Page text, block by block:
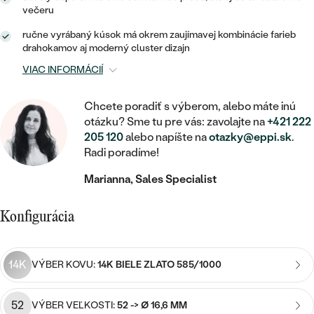
RUČNE RYTÉ
S VÝPLŇOU
SVADOBNÉ SETY
PODĽA CENY
CENOVO DOSTUPNÉ
LUXUSNÉ
ZAČAŤ S DIAMANTOM
ZAČAŤ S LABGROWN DIAMANTOM
ZAČAŤ S FAREBNÝM DIAMANTOM
PODĽA DRAHOKAMU
DIAMANT
LAB GROWN DIAMANT
MOISSANIT
FAREBNÝ DIAMANT
ČIERNY DIAMANT
BROŠNE
PODĽA MATERIÁLU
ZLATÉ
PODĽA DRAHOKAMU
S DIAMANTMI
DETSKÉ
PIERCING
S DIAMANTMI
S DRAHOKAMAMI
S PERLAMI
CENOVO DOSTUPNÉ
LUXUSNÉ
RETIAZKY
SO ZVIERATAMI
PODĽA DRAHOKAMU
S PERLAMI
PODĽA CENY
PEČATNÉ
PERSONALIZOVANÉ
PODĽA DRAHOKAMU
S DIAMANTMI
S DRAHOKAMAMI
S PERLAMI
PODĽA CENY
CENOVO DOSTUPNÉ
večeru
ručne vyrábaný kúsok má okrem zaujímavej kombinácie farieb
drahokamov aj moderný cluster dizajn
VIAC INFORMÁCIÍ
Chcete poradiť s výberom, alebo máte inú
otázku? Sme tu pre vás: zavolajte na+421 222
205 120alebo napíšte naotazky@eppi.sk.
Radi poradíme!
Marianna, Sales Specialist
Konfigurácia
14K VÝBER KOVU:14K BIELE ZLATO 585/1000
52 VÝBER VEĽKOSTI:52 -> Ø 16,6 MM